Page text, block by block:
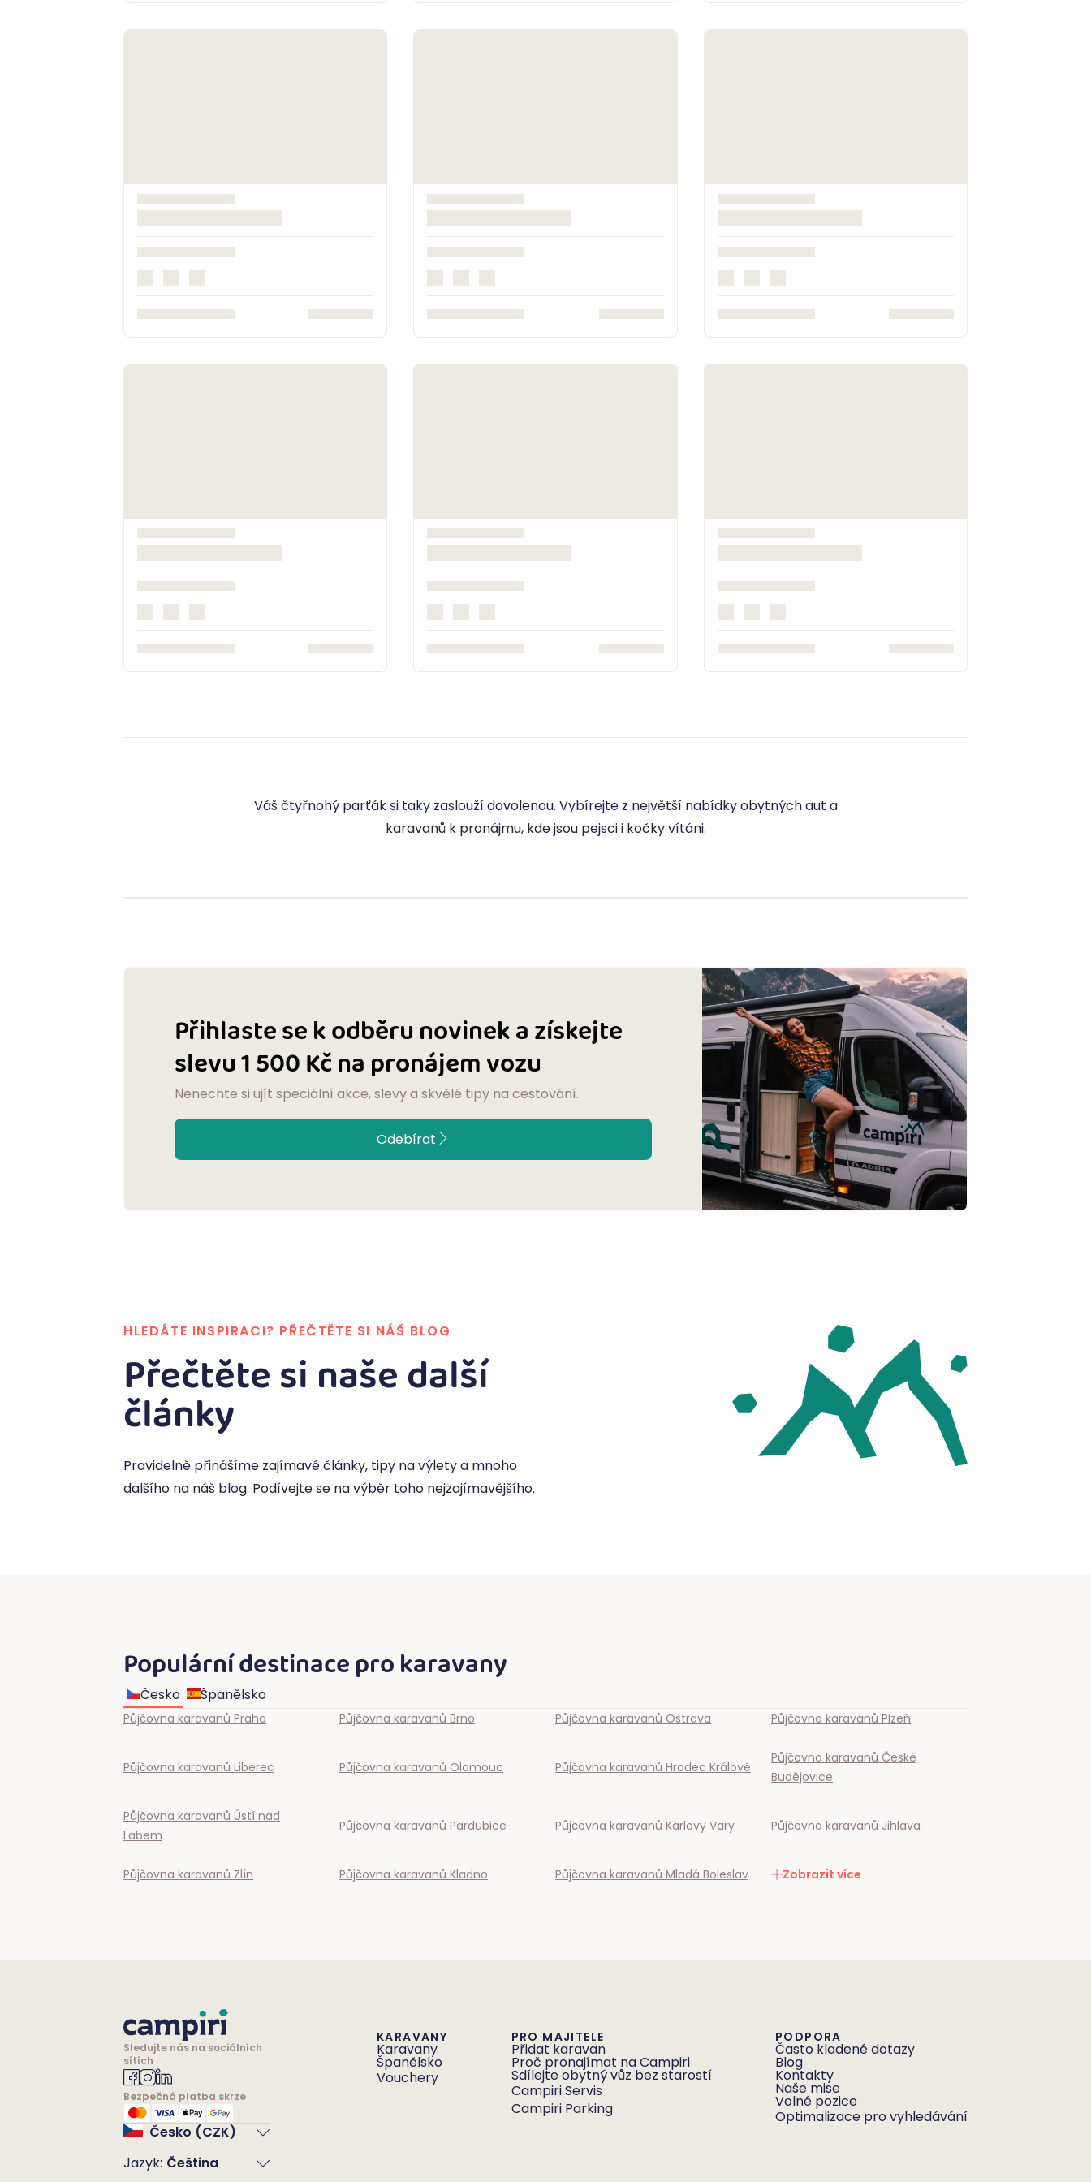
Váš čtyřnohý parťák si taky zaslouží dovolenou. Vybírejte z největší nabídky obytných aut a
karavanů k pronájmu, kde jsou pejsci i kočky vítáni.
Přihlaste se k odběru novinek a získejte
slevu 1 500 Kč na pronájem vozu
Nenechte si ujít speciální akce, slevy a skvělé tipy na cestování.
Odebírat
HLEDÁTE INSPIRACI? PŘEČTĚTE SI NÁŠ BLOG
Přečtěte si naše další
články
Pravidelně přinášíme zajímavé články, tipy na výlety a mnoho
dalšího na náš blog. Podívejte se na výběr toho nejzajímavějšího.
Populární destinace pro karavany
Česko Španělsko
Půjčovna karavanů Praha Půjčovna karavanů Brno Půjčovna karavanů Ostrava Půjčovna karavanů Plzeň
Půjčovna karavanů Liberec Půjčovna karavanů Olomouc Půjčovna karavanů Hradec Králové
Půjčovna karavanů České
Budějovice
Půjčovna karavanů Ústí nad
Labem
Půjčovna karavanů Pardubice Půjčovna karavanů Karlovy Vary Půjčovna karavanů Jihlava
Půjčovna karavanů Zlín Půjčovna karavanů Kladno Půjčovna karavanů Mladá Boleslav Zobrazit více
Sledujte nás na sociálních
sítích
Bezpečná platba skrze
Česko (CZK)
Jazyk: Čeština
KARAVANY
Karavany
Španělsko
Vouchery
PRO MAJITELE
Přidat karavan
Proč pronajímat na Campiri
Sdílejte obytný vůz bez starostí
Campiri Servis
Campiri Parking
PODPORA
Často kladené dotazy
Blog
Kontakty
Naše mise
Volné pozice
Optimalizace pro vyhledávání